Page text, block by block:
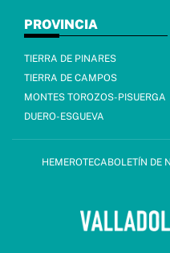
PROVINCIA
TIERRA DE PINARES
TIERRA DE CAMPOS
MONTES TOROZOS-PISUERGA
DUERO-ESGUEVA
HEMEROTECABOLETÍN DE